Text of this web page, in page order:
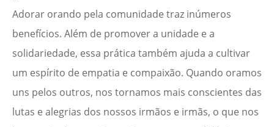
Adorar orando pela comunidade traz inúmeros
benefícios. Além de promover a unidade e a
solidariedade, essa prática também ajuda a cultivar
um espírito de empatia e compaixão. Quando oramos
uns pelos outros, nos tornamos mais conscientes das
lutas e alegrias dos nossos irmãos e irmãs, o que nos